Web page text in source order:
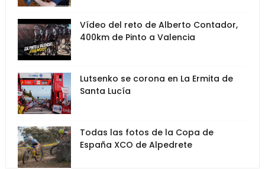
Vídeo del reto de Alberto Contador,
400km de Pinto a Valencia
Lutsenko se corona en La Ermita de
Santa Lucía
Todas las fotos de la Copa de
España XCO de Alpedrete